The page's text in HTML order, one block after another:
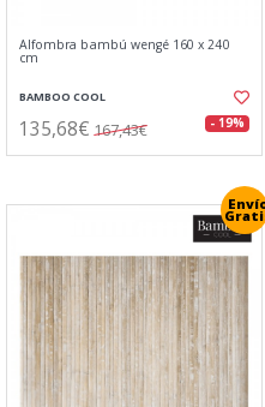
Alfombra bambú wengé 160 x 240
cm
BAMBOO COOL
135,68€ 167,43€ - 19%